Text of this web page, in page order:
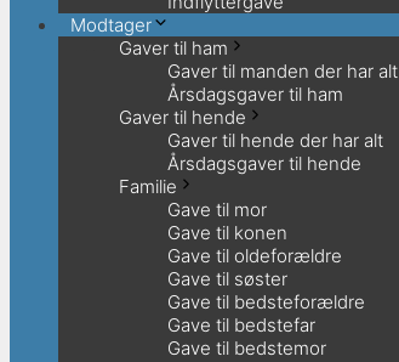
Modtager
Gaver til ham
Gaver til manden der har alt
Årsdagsgaver til ham
Gaver til hende
Gaver til hende der har alt
Årsdagsgaver til hende
Familie
Gave til mor
Gave til konen
Gave til oldeforældre
Gave til søster
Gave til bedsteforældre
Gave til bedstefar
Gave til bedstemor